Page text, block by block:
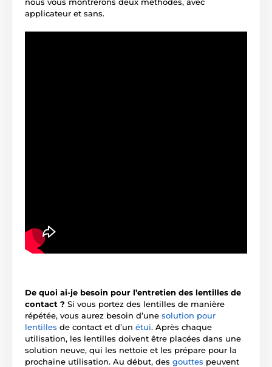
applicateur et sans.
De quoi ai-je besoin pour l’entretien des lentilles de
contact ? Si vous portez des lentilles de manière
répétée, vous aurez besoin d’une solution pour
lentilles de contact et d’un étui. Après chaque
utilisation, les lentilles doivent être placées dans une
solution neuve, qui les nettoie et les prépare pour la
prochaine utilisation. Au début, des gouttes peuvent